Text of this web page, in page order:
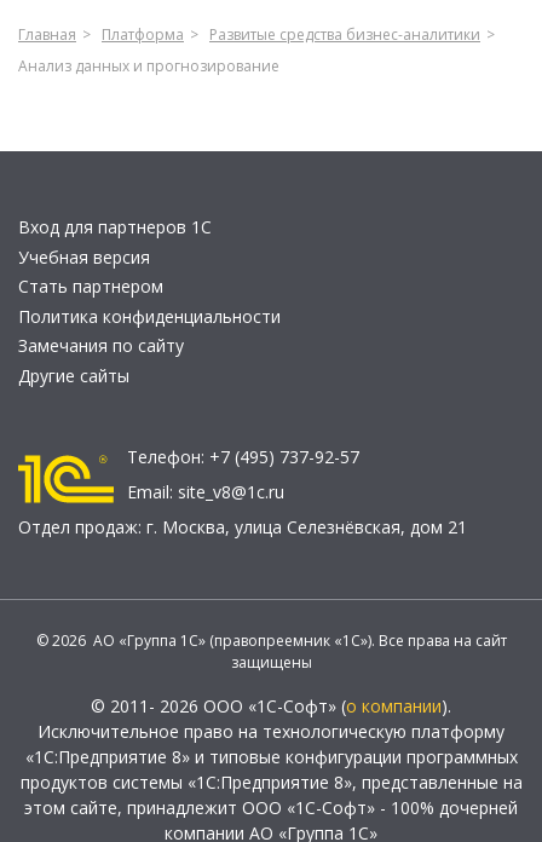
Главная Платформа
Развитые средства бизнес-аналитики
Анализ данных и прогнозирование
Вход для партнеров 1С
Учебная версия
Стать партнером
Политика конфиденциальности
Замечания по сайту
Другие сайты
Телефон: +7 (495) 737-92-57
Email: site_v8@1c.ru
Отдел продаж: г. Москва, улица Селезнёвская, дом 21
© 2026 АО «Группа 1С» (правопреемник «1С»). Все права на сайт
защищены
© 2011- 2026 ООО «1С-Софт» (о компании).
Исключительное право на технологическую платформу
«1С:Предприятие 8» и типовые конфигурации программных
продуктов системы «1С:Предприятие 8», представленные на
этом сайте, принадлежит ООО «1С-Софт» - 100% дочерней
компании АО «Группа 1С»